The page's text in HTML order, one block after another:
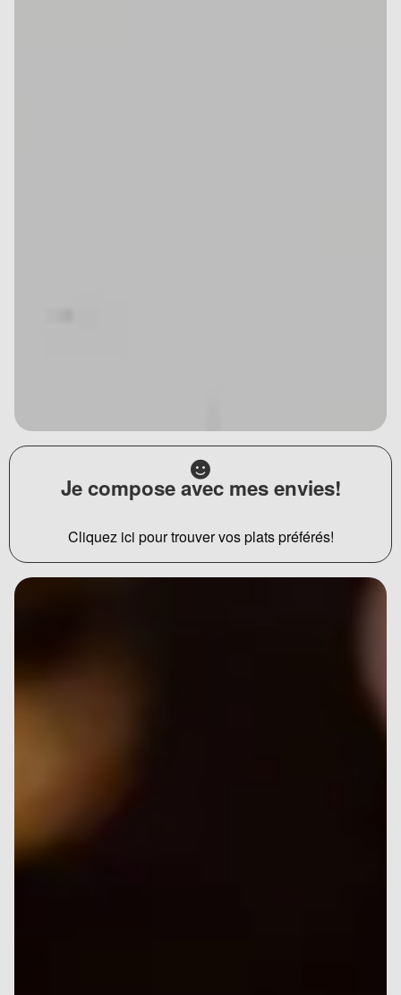
Je compose avec mes envies!
Cliquez ici pour trouver vos plats préférés!